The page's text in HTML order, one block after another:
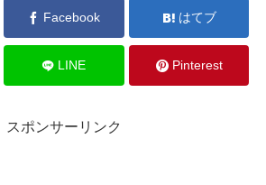
Facebook はてブ
LINE Pinterest
スポンサーリンク